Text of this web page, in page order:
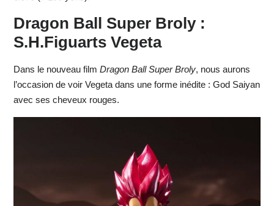
Dragon Ball Super Broly :
S.H.Figuarts Vegeta
Dans le nouveau film Dragon Ball Super Broly, nous aurons
l’occasion de voir Vegeta dans une forme inédite : God Saiyan
avec ses cheveux rouges.